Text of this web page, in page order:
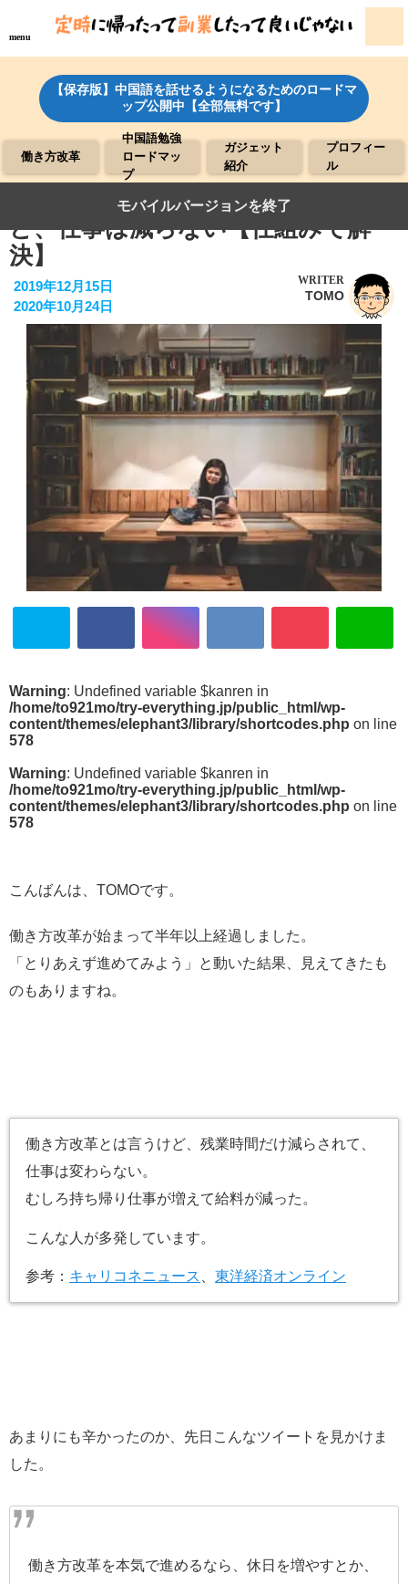
menu
【保存版】中国語を話せるようになるためのロードマ
ップ公開中【全部無料です】
働き方改革
中国語勉強
ロードマッ
プ
ガジェット
紹介
プロフィー
ル
●働き方改革で残業を減らしたいけ
ど、仕事は減らない【仕組みで解
決】
2019年12月15日
2020年10月24日
WRITER
TOMO
Warning: Undefined variable $kanren in
/home/to921mo/try-everything.jp/public_html/wp-
content/themes/elephant3/library/shortcodes.php on line
578
Warning: Undefined variable $kanren in
/home/to921mo/try-everything.jp/public_html/wp-
content/themes/elephant3/library/shortcodes.php on line
578
こんばんは、TOMOです。
働き方改革が始まって半年以上経過しました。
「とりあえず進めてみよう」と動いた結果、見えてきたも
のもありますね。
働き方改革とは言うけど、残業時間だけ減らされて、
仕事は変わらない。
むしろ持ち帰り仕事が増えて給料が減った。
こんな人が多発しています。
参考： キャリコネニュース 、東洋経済オンライン
あまりにも辛かったのか、先日こんなツイートを見かけま
した。
働き方改革を本気で進めるなら、休日を増やすとか、
モバイルバージョンを終了